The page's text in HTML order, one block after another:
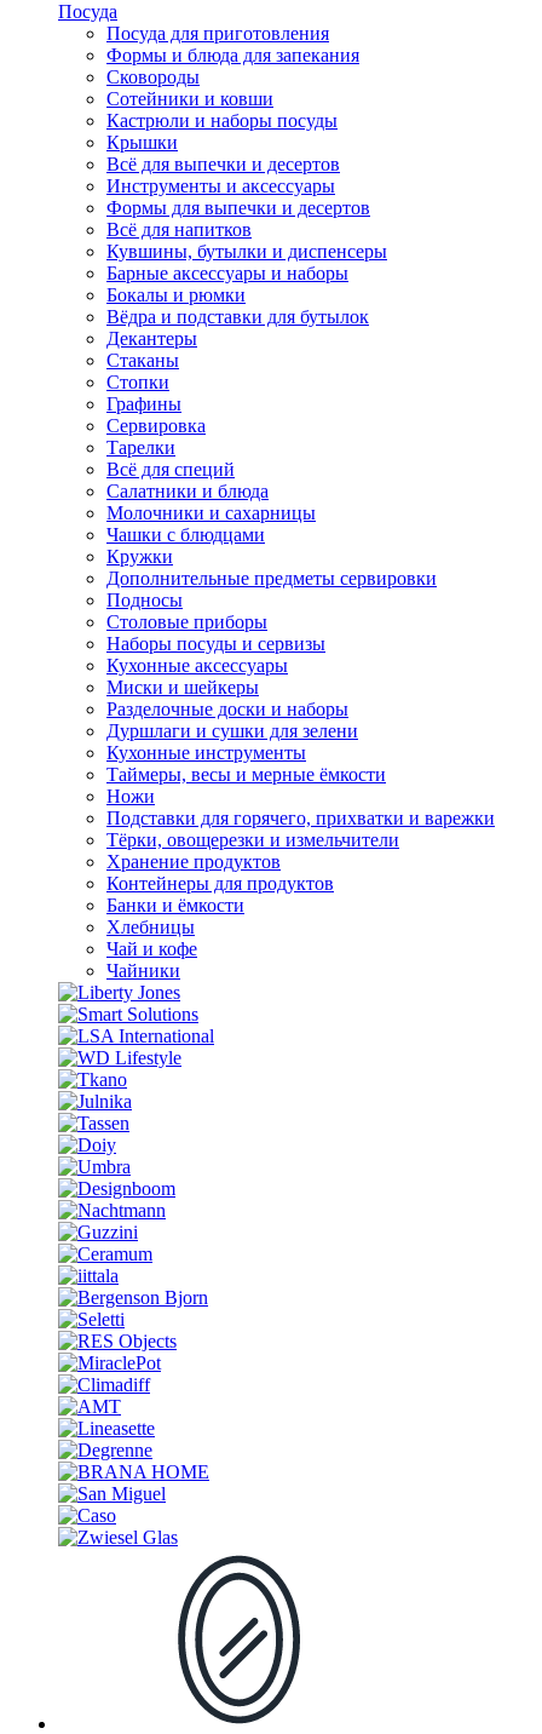
Посуда
Посуда для приготовления
Формы и блюда для запекания
Сковороды
Сотейники и ковши
Кастрюли и наборы посуды
Крышки
Всё для выпечки и десертов
Инструменты и аксессуары
Формы для выпечки и десертов
Всё для напитков
Кувшины, бутылки и диспенсеры
Барные аксессуары и наборы
Бокалы и рюмки
Вёдра и подставки для бутылок
Декантеры
Стаканы
Стопки
Графины
Сервировка
Тарелки
Всё для специй
Салатники и блюда
Молочники и сахарницы
Чашки с блюдцами
Кружки
Дополнительные предметы сервировки
Подносы
Столовые приборы
Наборы посуды и сервизы
Кухонные аксессуары
Миски и шейкеры
Разделочные доски и наборы
Дуршлаги и сушки для зелени
Кухонные инструменты
Таймеры, весы и мерные ёмкости
Ножи
Подставки для горячего, прихватки и варежки
Тёрки, овощерезки и измельчители
Хранение продуктов
Контейнеры для продуктов
Банки и ёмкости
Хлебницы
Чай и кофе
Чайники